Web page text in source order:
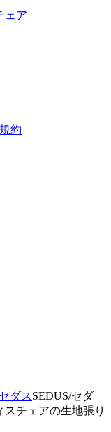
ェア
約
ダスSEDUS/セダ
チェアの生地張り